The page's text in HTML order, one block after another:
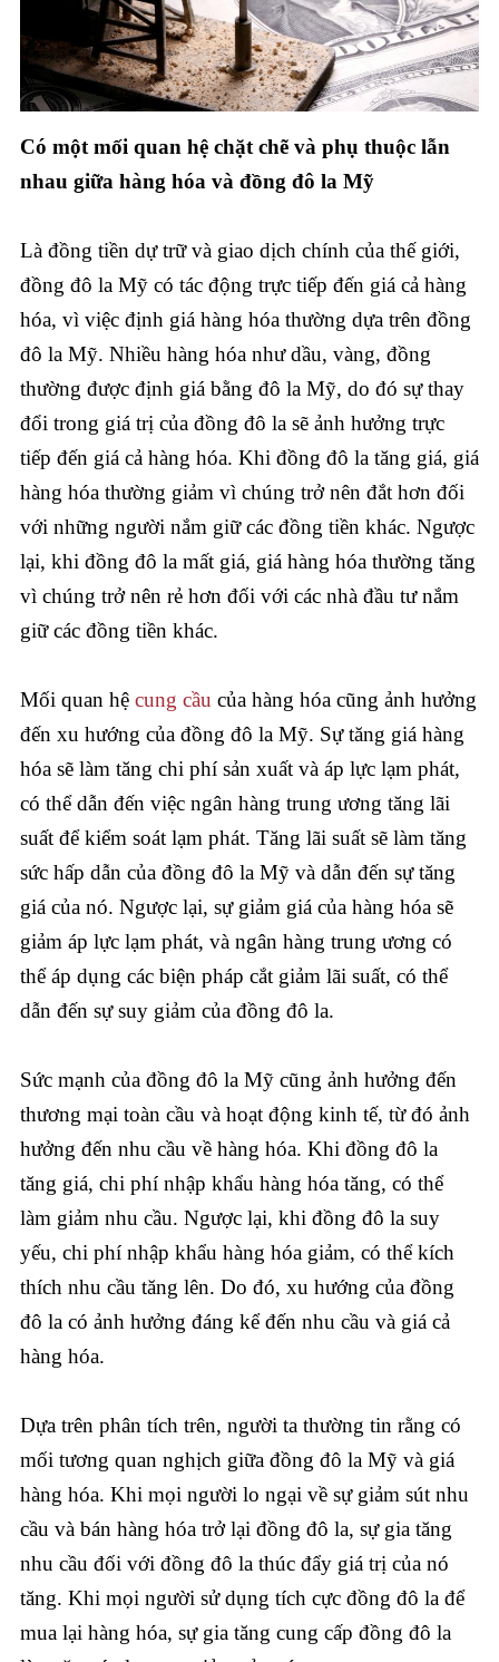
Có một mối quan hệ chặt chẽ và phụ thuộc lẫn
nhau giữa hàng hóa và đồng đô la Mỹ
Là đồng tiền dự trữ và giao dịch chính của thế giới,
đồng đô la Mỹ có tác động trực tiếp đến giá cả hàng
hóa, vì việc định giá hàng hóa thường dựa trên đồng
đô la Mỹ. Nhiều hàng hóa như dầu, vàng, đồng
thường được định giá bằng đô la Mỹ, do đó sự thay
đổi trong giá trị của đồng đô la sẽ ảnh hưởng trực
tiếp đến giá cả hàng hóa. Khi đồng đô la tăng giá, giá
hàng hóa thường giảm vì chúng trở nên đắt hơn đối
với những người nắm giữ các đồng tiền khác. Ngược
lại, khi đồng đô la mất giá, giá hàng hóa thường tăng
vì chúng trở nên rẻ hơn đối với các nhà đầu tư nắm
giữ các đồng tiền khác.
Mối quan hệ cung cầu của hàng hóa cũng ảnh hưởng
đến xu hướng của đồng đô la Mỹ. Sự tăng giá hàng
hóa sẽ làm tăng chi phí sản xuất và áp lực lạm phát,
có thể dẫn đến việc ngân hàng trung ương tăng lãi
suất để kiểm soát lạm phát. Tăng lãi suất sẽ làm tăng
sức hấp dẫn của đồng đô la Mỹ và dẫn đến sự tăng
giá của nó. Ngược lại, sự giảm giá của hàng hóa sẽ
giảm áp lực lạm phát, và ngân hàng trung ương có
thể áp dụng các biện pháp cắt giảm lãi suất, có thể
dẫn đến sự suy giảm của đồng đô la.
Sức mạnh của đồng đô la Mỹ cũng ảnh hưởng đến
thương mại toàn cầu và hoạt động kinh tế, từ đó ảnh
hưởng đến nhu cầu về hàng hóa. Khi đồng đô la
tăng giá, chi phí nhập khẩu hàng hóa tăng, có thể
làm giảm nhu cầu. Ngược lại, khi đồng đô la suy
yếu, chi phí nhập khẩu hàng hóa giảm, có thể kích
thích nhu cầu tăng lên. Do đó, xu hướng của đồng
đô la có ảnh hưởng đáng kể đến nhu cầu và giá cả
hàng hóa.
Dựa trên phân tích trên, người ta thường tin rằng có
mối tương quan nghịch giữa đồng đô la Mỹ và giá
hàng hóa. Khi mọi người lo ngại về sự giảm sút nhu
cầu và bán hàng hóa trở lại đồng đô la, sự gia tăng
nhu cầu đối với đồng đô la thúc đẩy giá trị của nó
tăng. Khi mọi người sử dụng tích cực đồng đô la để
mua lại hàng hóa, sự gia tăng cung cấp đồng đô la